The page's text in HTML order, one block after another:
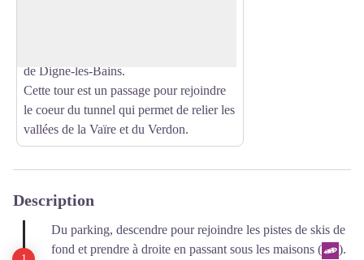
de Digne-les-Bains.
Cette tour est un passage pour rejoindre
le coeur du tunnel qui permet de relier les
vallées de la Vaïre et du Verdon.
Description
Du parking, descendre pour rejoindre les pistes de skis de
fond et prendre à droite en passant sous les maisons (
).